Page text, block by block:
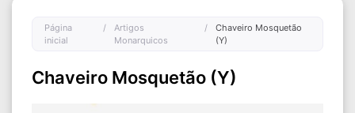
Página
inicial
/
Artigos
Monarquicos
/
Chaveiro Mosquetão
(Y)
Chaveiro Mosquetão (Y)